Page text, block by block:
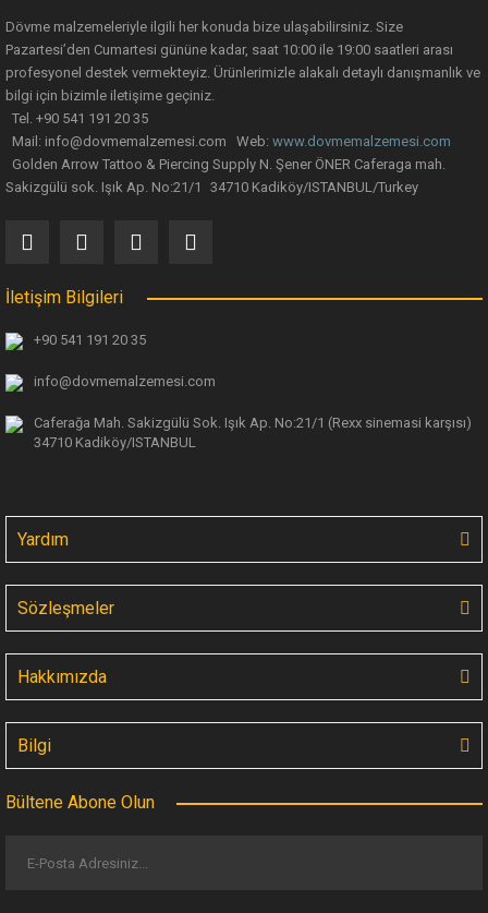
Gönder
Dövme malzemeleriyle ilgili her konuda bize ulaşabilirsiniz. Size
Pazartesi’den Cumartesi gününe kadar, saat 10:00 ile 19:00 saatleri arası
profesyonel destek vermekteyiz. Ürünlerimizle alakalı detaylı danışmanlık ve
bilgi için bizimle iletişime geçiniz.
Tel. +90 541 191 20 35
Mail: info@dovmemalzemesi.com Web: www.dovmemalzemesi.com
Golden Arrow Tattoo & Piercing Supply N. Şener ÖNER Caferaga mah.
Sakizgülü sok. Işık Ap. No:21/1 34710 Kadiköy/ISTANBUL/Turkey
İletişim Bilgileri
+90 541 191 20 35
info@dovmemalzemesi.com
Caferağa Mah. Sakizgülü Sok. Işık Ap. No:21/1 (Rexx sinemasi karşısı)
34710 Kadiköy/ISTANBUL
Yardım
Sözleşmeler
Hakkımızda
Bilgi
Bültene Abone Olun